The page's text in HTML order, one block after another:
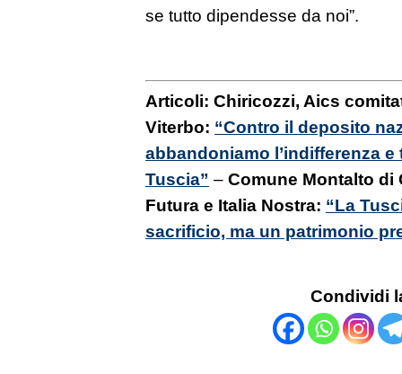
se tutto dipendesse da noi”.
Articoli: Chiricozzi, Aics
Viterbo: “Contro il deposito
abbandoniamo l’indifferenza
Tuscia” – Comune Montalto di
Futura e Italia Nostra: “La
sacrificio, ma un patrimonio
Condividi